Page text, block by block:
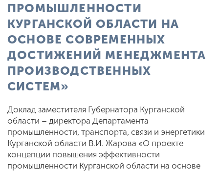
ПРОМЫШЛЕННОСТИ
КУРГАНСКОЙ ОБЛАСТИ НА
ОСНОВЕ СОВРЕМЕННЫХ
ДОСТИЖЕНИЙ МЕНЕДЖМЕНТА
ПРОИЗВОДСТВЕННЫХ
СИСТЕМ»
Доклад заместителя Губернатора Курганской
области – директора Департамента
промышленности, транспорта, связи и энергетики
Курганской области В.И. Жарова «О проекте
концепции повышения эффективности
промышленности Курганской области на основе